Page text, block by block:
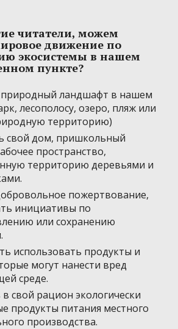
читатели, можем
движение по
экосистемы в нашем
пункте?
природный ландшафт в нашем
лесополосу, озеро, пляж или
территорию)
свой дом, пришкольный
пространство,
территорию деревьями и
пожертвование,
инициативы по
или сохранению
использовать продукты и
могут нанести вред
среде.
свой рацион экологически
продукты питания местного
производства.